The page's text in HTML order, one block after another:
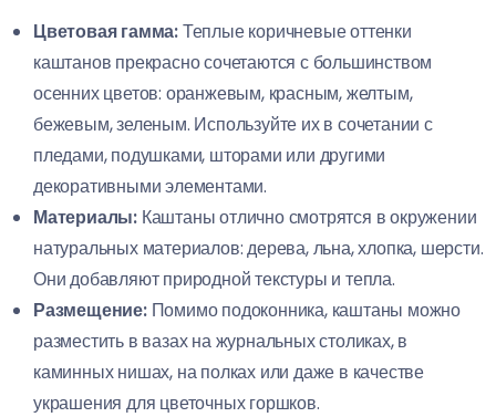
Цветовая гамма:Теплые коричневые оттенки
каштанов прекрасно сочетаются с большинством
осенних цветов: оранжевым, красным, желтым,
бежевым, зеленым. Используйте их в сочетании с
пледами, подушками, шторами или другими
декоративными элементами.
Материалы: Каштаны отлично смотрятся в окружении
натуральных материалов: дерева, льна, хлопка, шерсти.
Они добавляют природной текстуры и тепла.
Размещение:Помимо подоконника, каштаны можно
разместить в вазах на журнальных столиках, в
каминных нишах, на полках или даже в качестве
украшения для цветочных горшков.